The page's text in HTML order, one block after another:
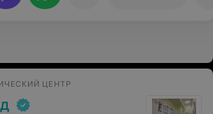
ЦЕНТР